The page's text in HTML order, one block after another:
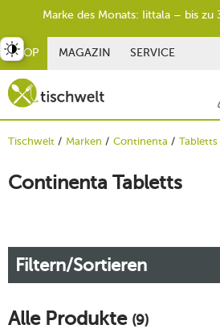
SHOP MAGAZIN SERVICE
Tischwelt Marken Continenta Tabletts
Continenta Tabletts
Filtern/Sortieren
Alle Produkte (9)
umschalten
Marke des Monats: Iittala – bis zu